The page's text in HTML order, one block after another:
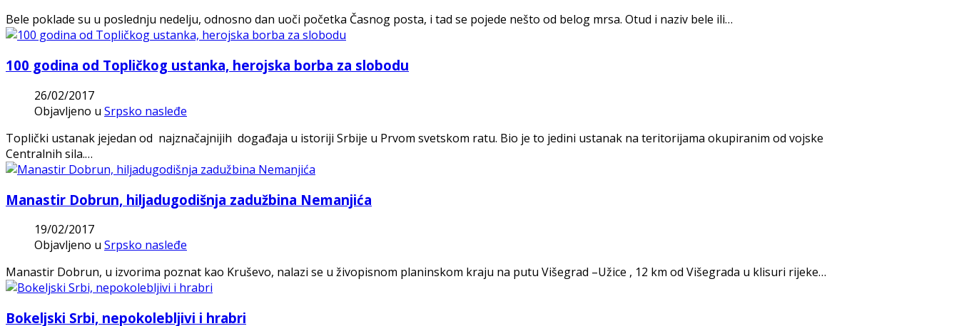
Bele poklade su u poslednju nedelju, odnosno dan uoči početka Časnog posta, i tad se pojede nešto od belog mrsa. Otud i naziv bele ili…
100 godina od Topličkog ustanka, herojska borba za slobodu
26/02/2017
Objavljeno u Srpsko nasleđe
Toplički ustanak jejedan od najznačajnijih događaja u istoriji Srbije u Prvom svetskom ratu. Bio je to jedini ustanak na teritorijama okupiranim od vojske
Centralnih sila.…
Manastir Dobrun, hiljadugodišnja zadužbina Nemanjića
19/02/2017
Objavljeno u Srpsko nasleđe
Manastir Dobrun, u izvorima poznat kao Kruševo, nalazi se u živopisnom planinskom kraju na putu Višegrad –Užice , 12 km od Višegrada u klisuri rijeke…
Bokeljski Srbi, nepokolebljivi i hrabri